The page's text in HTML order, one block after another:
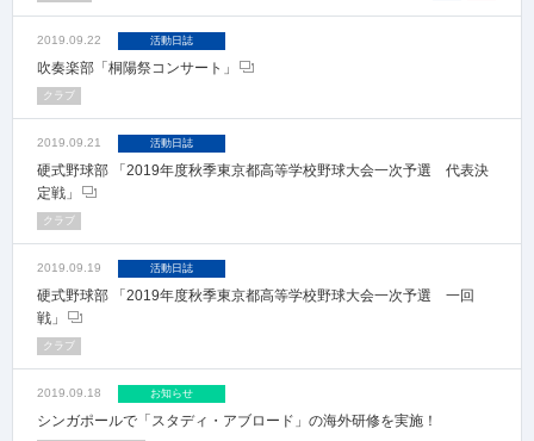
2019.09.22 活動日誌
吹奏楽部「桐陽祭コンサート」
クラブ
2019.09.21 活動日誌
硬式野球部 「2019年度秋季東京都高等学校野球大会一次予選 代表決
定戦」
クラブ
2019.09.19 活動日誌
硬式野球部 「2019年度秋季東京都高等学校野球大会一次予選 一回
戦」
クラブ
2019.09.18 お知らせ
シンガポールで「スタディ・アブロード」の海外研修を実施！